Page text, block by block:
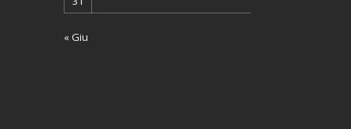
« Giu